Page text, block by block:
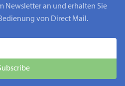
Newsletter an und erhalten Sie
von Direct Mail.